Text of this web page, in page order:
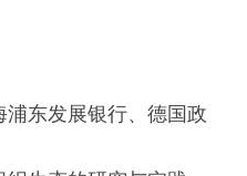
东发展银行、德国政